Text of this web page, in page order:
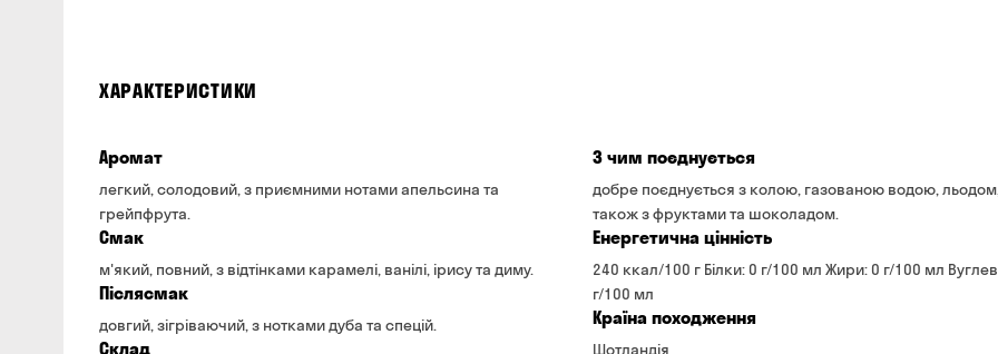
ХАРАКТЕРИСТИКИ
Аромат
легкий, солодовий, з приємними нотами апельсина та
грейпфрута.
Смак
м'який, повний, з відтінками карамелі, ванілі, ірису та диму.
Післясмак
довгий, зігріваючий, з нотками дуба та спецій.
Склад
З чим поєднується
добре поєднується з колою, газованою водою,
також з фруктами та шоколадом.
Енергетична цінність
240 ккал/100 г Білки: 0 г/100 мл Жири: 0 г/100 мл
г/100 мл
Країна походження
Шотландія